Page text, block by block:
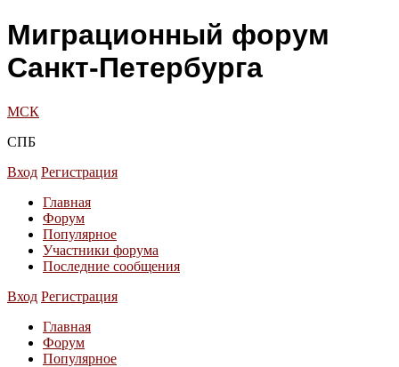
Миграционный форум
Санкт-Петербурга
МСК
СПБ
Вход Регистрация
Главная
Форум
Популярное
Участники форума
Последние сообщения
Вход Регистрация
Главная
Форум
Популярное